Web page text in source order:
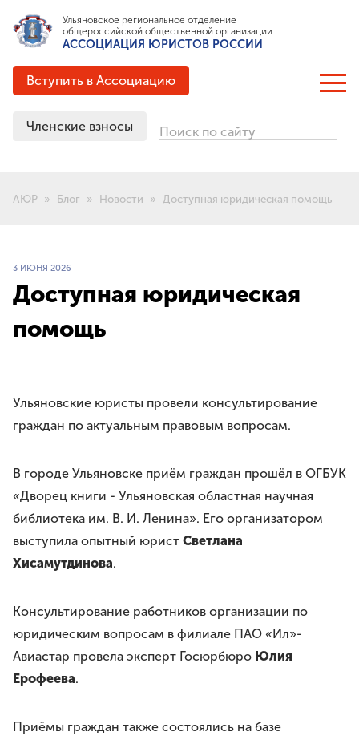
Ульяновское региональное отделение
общероссийской общественной организации
АССОЦИАЦИЯ ЮРИСТОВ РОССИИ
Вступить в Ассоциацию
Цели и задачи
История создания
ЧЛЕНСТВО В АЮР
Порядок вступления
Вступить в Ассоциацию
НАПРАВЛЕНИЯ ДЕЯТЕЛЬНОСТИ
Бесплатная юридическая помощь
Правовое просвещение
Законотворчество
МЕРОПРИЯТИЯ
ЮрВолга
Юрист года
Премия им. И.И.Дмитриева
Членские взносы Поиск по сайту
АЮР Блог Новости Доступная юридическая помощь
3 ИЮНЯ 2026
Доступная юридическая
помощь
Ульяновские юристы провели консультирование
граждан по актуальным правовым вопросам.
В городе Ульяновске приём граждан прошёл в ОГБУК
«Дворец книги - Ульяновская областная научная
библиотека им. В. И. Ленина». Его организатором
выступила опытный юрист Светлана
Хисамутдинова.
Консультирование работников организации по
юридическим вопросам в филиале ПАО «Ил»-
Авиастар провела эксперт Госюрбюро Юлия
Ерофеева.
Приёмы граждан также состоялись на базе